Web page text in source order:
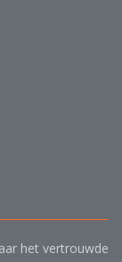
het vertrouwde